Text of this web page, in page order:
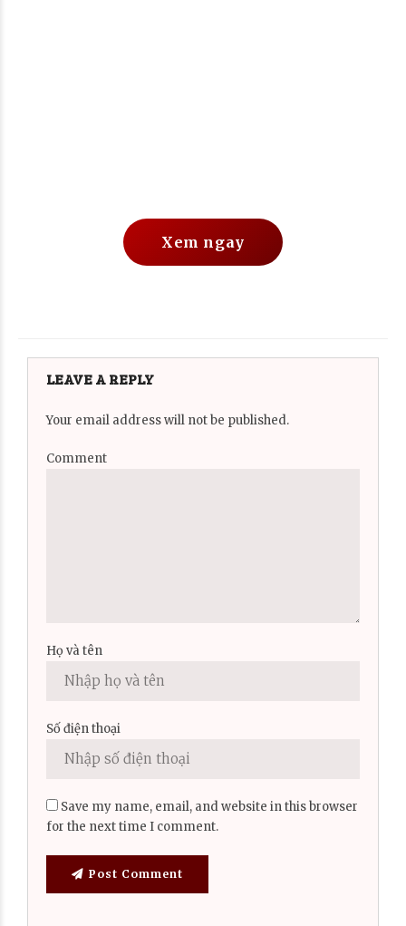
Xem ngay
LEAVE A REPLY
Your email address will not be published.
Comment
Họ và tên
Số điện thoại
Save my name, email, and website in this browser
for the next time I comment.
Post Comment